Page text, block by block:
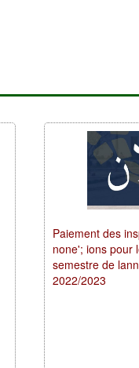
Paiement des
none'; ions pour
semestre de
2022/2023